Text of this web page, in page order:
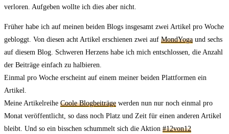
verloren. Aufgeben wollte ich dies aber nicht.
Früher habe ich auf meinen beiden Blogs insgesamt zwei Artikel pro Woche
gebloggt. Von diesen acht Artikel erschienen zwei auf MondYoga und sechs
auf diesem Blog. Schweren Herzens habe ich mich entschlossen, die Anzahl
der Beiträge einfach zu halbieren.
Einmal pro Woche erscheint auf einem meiner beiden Plattformen ein
Artikel.
Meine Artikelreihe Coole Blogbeiträge werden nun nur noch einmal pro
Monat veröffentlicht, so dass noch Platz und Zeit für einen anderen Artikel
bleibt. Und so ein bisschen schummelt sich die Aktion #12von12